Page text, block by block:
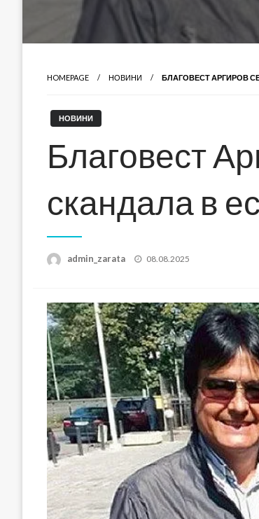
HOMEPAGE НОВИНИ БЛАГОВЕСТ АРГИРОВ
НОВИНИ
Благовест
скандала в
admin_zarata
Posted
08.08.2025